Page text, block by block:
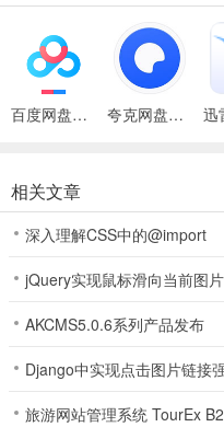
像素世界冒险起源恶魔技
1、恶魔通灵人（1～19级）
百度网盘绿色免安装Pc电脑版 夸克网盘官方正式版
相关文章
深入理解CSS中的@import
jQuery实现鼠标滑向当前图
AKCMS5.0.6系列产品发布
Django中实现点击图片链接
旅游网站管理系统 TourEx